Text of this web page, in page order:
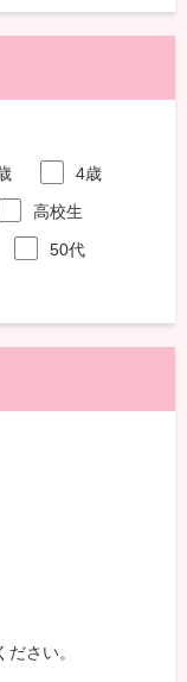
4歳
高校生
50代
さい。